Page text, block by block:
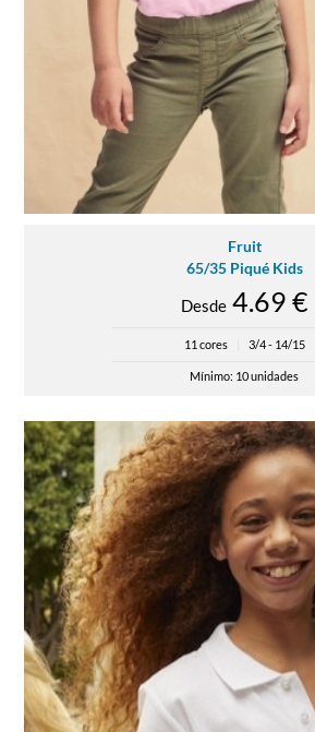
Fruit
65/35 Piqué Kids
Desde4.69 €
11 cores 3/4 - 14/15
Mínimo: 10 unidades